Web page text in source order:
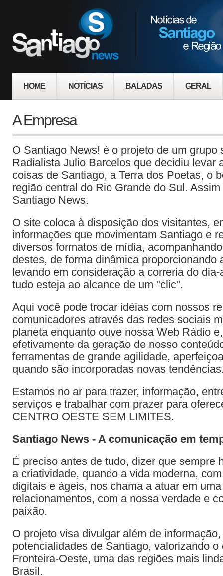
HOME NOTÍCIAS BALADAS GERAL
A Empresa
O Santiago News! é o projeto de um grupo
Radialista Julio Barcelos que decidiu levar
coisas de Santiago, a Terra dos Poetas, o
região central do Rio Grande do Sul.
Santiago News.
O site coloca à disposição dos visitantes,
informações que movimentam Santiago e
diversos formatos de mídia,
destes, de forma dinâmica proporcionando
levando em consideração a correria do
tudo esteja ao alcance de um "clic".
Aqui você pode trocar idéias com nossos
comunicadores através das redes sociais
planeta enquanto ouve nossa Web Rádio
efetivamente da geração de nosso
ferramentas de grande agilidade,
quando são incorporadas novas
Estamos no ar para trazer, informação,
serviços e trabalhar com prazer para
CENTRO OESTE SEM LIMITES.
Santiago News - A comunicação em
É preciso antes de tudo, dizer que sempre
a criatividade, quando a vida moderna,
digitais e ágeis, nos chama a atuar em
relacionamentos, com a nossa verdade e
paixão.
O projeto visa divulgar além de informação,
potencialidades de Santiago, valorizando
Fronteira-Oeste, uma das regiões mais
Brasil.